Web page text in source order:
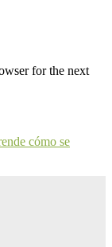
for the next
cómo se